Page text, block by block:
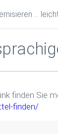
finden Sie
finden/